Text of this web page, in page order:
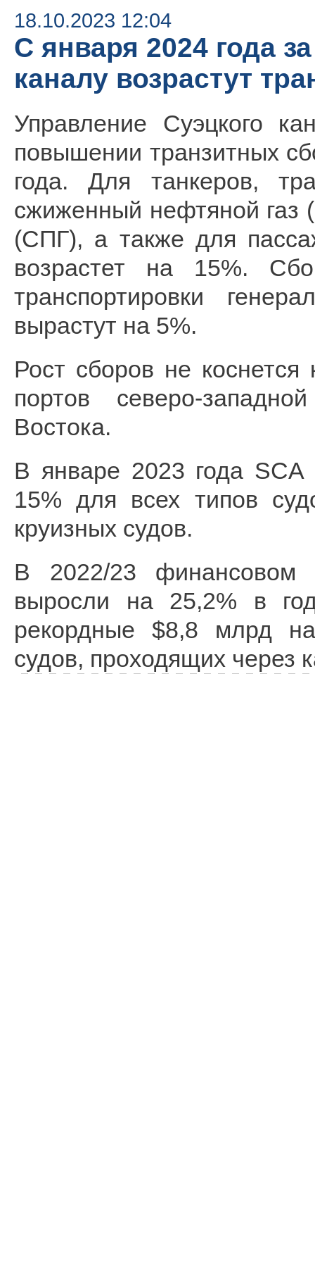
18.10.2023 12:04
С января 2024 года
каналу возрастут
Управление Суэцкого
повышении транзитных
года. Для танкеров,
сжиженный нефтяной газ
(СПГ), а также для
возрастет на 15%.
транспортировки
вырастут на 5%.
Рост сборов не
портов северо-
Востока.
В январе 2023 года
15% для всех типов
круизных судов.
В 2022/23 финансовом
выросли на 25,2% в
рекордные $8,8 млрд
судов, проходящих через